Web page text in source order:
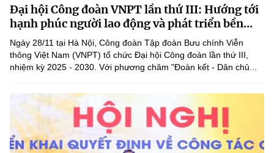
Sở Khoa học và Công nghệ
Chuyển đổi số
Bưu chính, Viễn thông
Tiêu chuẩn, đo lường, chất lượng
Năng lượng nguyên tử
Văn bản QPPL
Văn bản chỉ đạo điều hành
Lấy ý kiến người dân về dự thảo VBQPPL
MST IOFFICE
THỐNG KÊ
Khoa học và Công nghệ
Đổi mới sáng tạo
Chuyển đổi số
Multimedia
THƯ ĐIỆN TỬ
Khác
Videos
Đại hội Công đoàn VNPT lần thứ III: Hướng tới
hạnh phúc người lao động và phát triển bền...
Ngày 28/11 tại Hà Nội, Công đoàn Tập đoàn Bưu chính Viễn
thông Việt Nam (VNPT) tổ chức Đại hội Công đoàn lần thứ III,
nhiệm kỳ 2025 - 2030. Với phương châm "Đoàn kết - Dân chủ...